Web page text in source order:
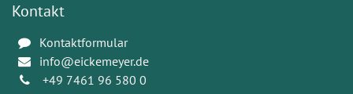
Kontakt
Kontaktformular
info@eickemeyer.de
+49 7461 96 580 0